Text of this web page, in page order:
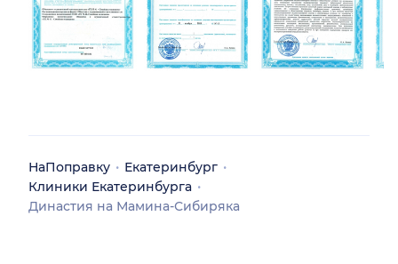
НаПоправку
Екатеринбург
Клиники Екатеринбурга
Династия на Мамина-Сибиряка